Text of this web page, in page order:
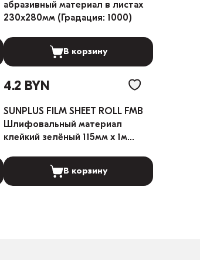
абразивный материал в листах
230х280мм (Градация: 1000)
В корзину
4.2 BYN
SUNPLUS FILM SHEET ROLL FMB
Шлифовальный материал
клейкий зелёный 115мм x 1м
В корзину